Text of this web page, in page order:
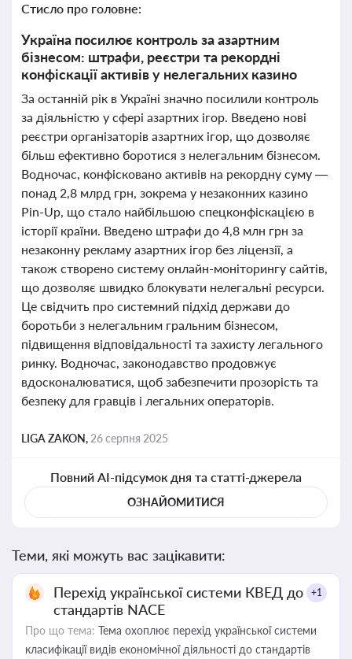
Стисло про головне:
Україна посилює контроль за азартним
бізнесом: штрафи, реєстри та рекордні
конфіскації активів у нелегальних казино
За останній рік в Україні значно посилили контроль
за діяльністю у сфері азартних ігор. Введено нові
реєстри організаторів азартних ігор, що дозволяє
більш ефективно боротися з нелегальним бізнесом.
Водночас, конфісковано активів на рекордну суму —
понад 2,8 млрд грн, зокрема у незаконних казино
Pin-Up, що стало найбільшою спецконфіскацією в
історії країни. Введено штрафи до 4,8 млн грн за
незаконну рекламу азартних ігор без ліцензії, а
також створено систему онлайн-моніторингу сайтів,
що дозволяє швидко блокувати нелегальні ресурси.
Це свідчить про системний підхід держави до
боротьби з нелегальним гральним бізнесом,
підвищення відповідальності та захисту легального
ринку. Водночас, законодавство продовжує
вдосконалюватися, щоб забезпечити прозорість та
безпеку для гравців і легальних операторів.
LIGA ZAKON, 26 серпня 2025
Повний AI-підсумок дня та статті-джерела
ОЗНАЙОМИТИСЯ
Теми, які можуть вас зацікавити:
Перехід української системи КВЕД до
стандартів NACE
+1
Про що тема: Тема охоплює перехід української системи
класифікації видів економічної діяльності до стандартів